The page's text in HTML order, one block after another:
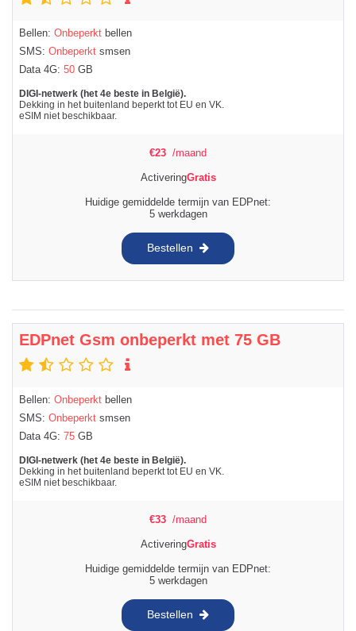
Bellen: Onbeperkt bellen
SMS: Onbeperkt smsen
Data 4G: 50 GB
DIGI-netwerk (het 4e beste in België).
Dekking in het buitenland beperkt tot EU en VK.
eSIM niet beschikbaar.
€23 /maand
ActiveringGratis
Huidige gemiddelde termijn van EDPnet:
5 werkdagen
Bestellen
EDPnet Gsm onbeperkt met 75 GB
Bellen: Onbeperkt bellen
SMS: Onbeperkt smsen
Data 4G: 75 GB
DIGI-netwerk (het 4e beste in België).
Dekking in het buitenland beperkt tot EU en VK.
eSIM niet beschikbaar.
€33 /maand
ActiveringGratis
Huidige gemiddelde termijn van EDPnet:
5 werkdagen
Bestellen